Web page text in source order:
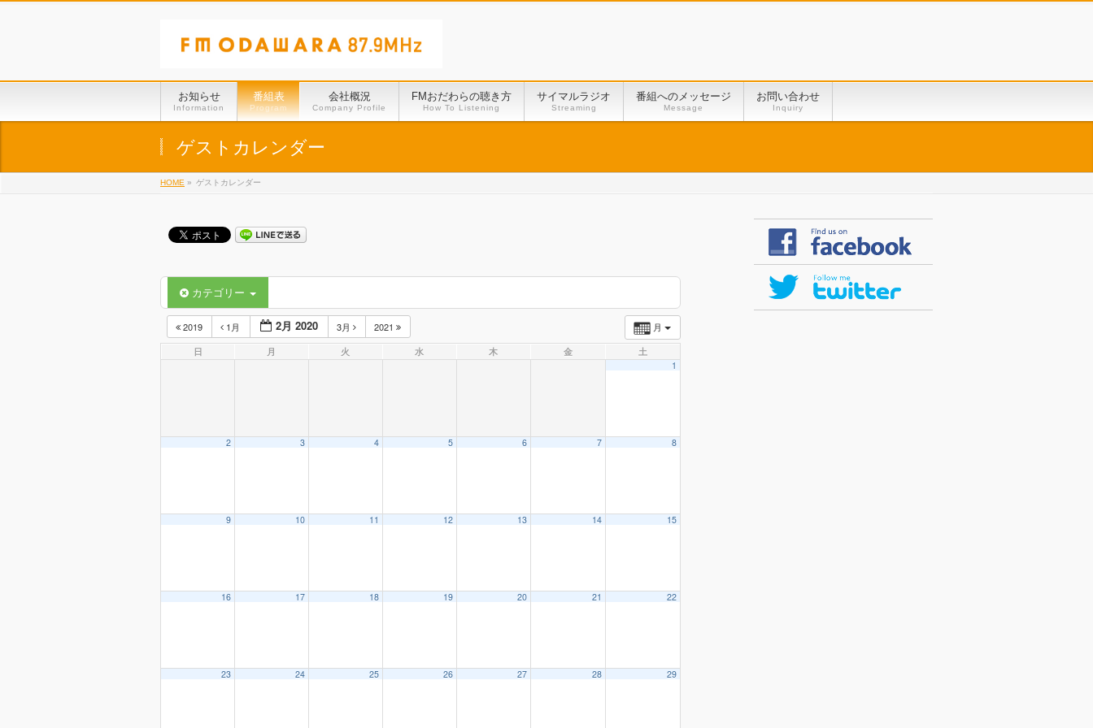
お知らせ
Information
番組表
Program
会社概況
Company Profile
FMおだわらの聴き方
How To Listening
サイマルラジオ
Streaming
番組へのメッセージ
Message
お問い合わせ
Inquiry
ゲストカレンダー
HOME » ゲストカレンダー
カテゴリー
月
2019 1月 2月 2020 3月
2021
日
月 火 水 木 金 土
1
2 3 4 5 6 7 8
9 10 11 12 13 14 15
16 17 18 19 20 21 22
23 24 25 26 27 28 29